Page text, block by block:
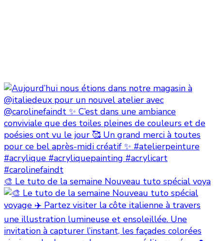
🎨 Le tuto de la semaine Nouveau tuto spécial voya